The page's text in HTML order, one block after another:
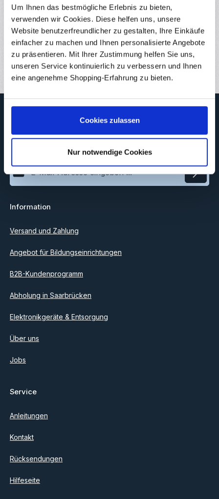
Um Ihnen das bestmögliche Erlebnis zu bieten,
verwenden wir Cookies. Diese helfen uns, unsere
Website benutzerfreundlicher zu gestalten, Ihre Einkäufe
einfacher zu machen und Ihnen personalisierte Angebote
zu präsentieren. Mit Ihrer Zustimmung helfen Sie uns,
unseren Service kontinuierlich zu verbessern und Ihnen
eine angenehme Shopping-Erfahrung zu bieten.
Cookies zulassen
Nur notwendige Cookies
Ide…Mehr
Eigenschaften
Downloads
Bewertungen
Newsletter
Abonnieren Sie jetzt unseren regelmäßig erscheinenden
Newsletter, um rechtzeitig über neue Produkte und Angebote
E-Mail-Adresse*
Ich habe dieDatenschutzbestimmungen
einverstanden.
Information
Versand und Zahlung
Angebot für Bildungseinrichtungen
B2B-Kundenprogramm
Abholung in Saarbrücken
Elektronikgeräte & Entsorgung
Über uns
Jobs
Service
Anleitungen
Kontakt
Rücksendungen
Hilfeseite